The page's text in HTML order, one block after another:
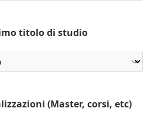
titolo di studio
(Master, corsi, etc)